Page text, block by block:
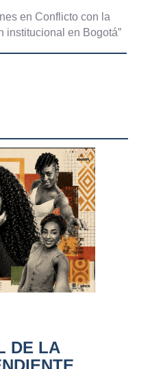
en Conflicto con la
institucional en Bogotá”
DE LA